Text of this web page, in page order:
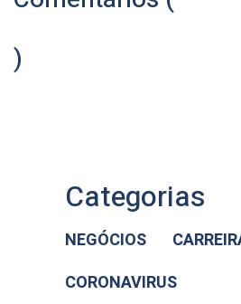
)
Categorias
NEGÓCIOS
CORONAVIRUS